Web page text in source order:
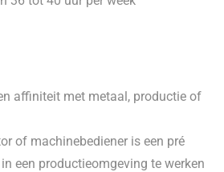
affiniteit met metaal, productie of
of machinebediener is een pré
een productieomgeving te werken